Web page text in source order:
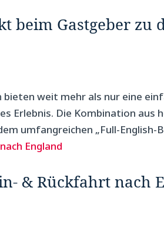
beim Gastgeber zu
weit mehr als nur eine
Erlebnis. Die Kombination aus
umfangreichen „Full-English-
& Rückfahrt nach